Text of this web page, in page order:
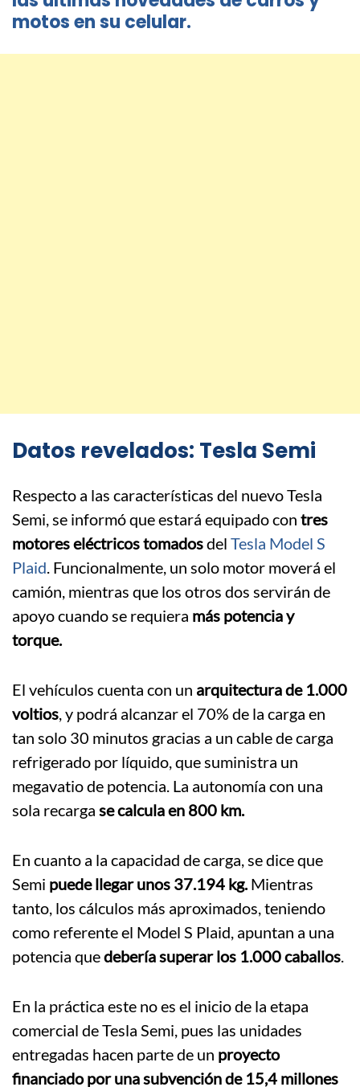
motos en su celular.
Datos revelados: Tesla Semi
Respecto a las características del nuevo Tesla
Semi, se informó que estará equipado con tres
motores eléctricos tomadosdel Tesla Model S
Plaid . Funcionalmente, un solo motor moverá el
camión, mientras que los otros dos servirán de
apoyo cuando se requiera más potencia y
torque.
El vehículos cuenta con un arquitectura de 1.000
voltios , y podrá alcanzar el 70% de la carga en
tan solo 30 minutos gracias a un cable de carga
refrigerado por líquido, que suministra un
megavatio de potencia. La autonomía con una
sola recarga se calcula en 800 km.
En cuanto a la capacidad de carga, se dice que
Semi puede llegar unos 37.194 kg. Mientras
tanto, los cálculos más aproximados, teniendo
como referente el Model S Plaid, apuntan a una
potencia quedebería superar los 1.000 caballos
En la práctica este no es el inicio de la etapa
comercial de Tesla Semi, pues las unidades
entregadas hacen parte de un proyecto
financiado por una subvención de 15,4 millones